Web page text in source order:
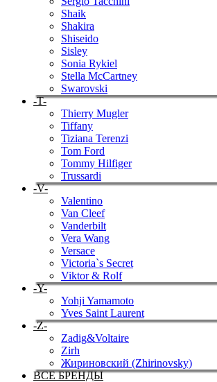
Shaik
Shakira
Shiseido
Sisley
Sonia Rykiel
Stella McCartney
Swarovski
-T-
Thierry Mugler
Tiffany
Tiziana Terenzi
Tom Ford
Tommy Hilfiger
Trussardi
-V-
Valentino
Van Cleef
Vanderbilt
Vera Wang
Versace
Victoria`s Secret
Viktor & Rolf
-Y-
Yohji Yamamoto
Yves Saint Laurent
-Z-
Zadig&Voltaire
Zirh
Жириновский (Zhirinovsky)
ВСЕ БРЕНДЫ